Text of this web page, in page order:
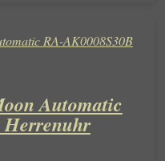
Automatic
Herrenuhr